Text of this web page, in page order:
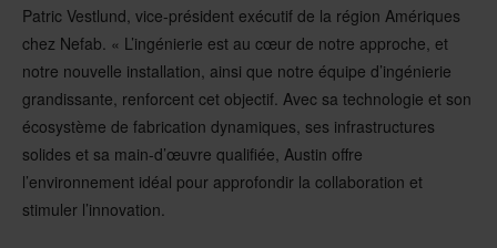
Patric Vestlund, vice-président exécutif de la région Amériques
chez Nefab. « L’ingénierie est au cœur de notre approche, et
notre nouvelle installation, ainsi que notre équipe d’ingénierie
grandissante, renforcent cet objectif. Avec sa technologie et son
écosystème de fabrication dynamiques, ses infrastructures
solides et sa main-d’œuvre qualifiée, Austin offre
l’environnement idéal pour approfondir la collaboration et
stimuler l’innovation.